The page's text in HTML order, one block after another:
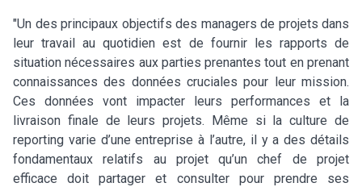
"Un des principaux objectifs des managers de projets dans
leur travail au quotidien est de fournir les rapports de
situation nécessaires aux parties prenantes tout en prenant
connaissances des données cruciales pour leur mission.
Ces données vont impacter leurs performances et la
livraison finale de leurs projets. Même si la culture de
reporting varie d’une entreprise à l’autre, il y a des détails
fondamentaux relatifs au projet qu’un chef de projet
efficace doit partager et consulter pour prendre ses